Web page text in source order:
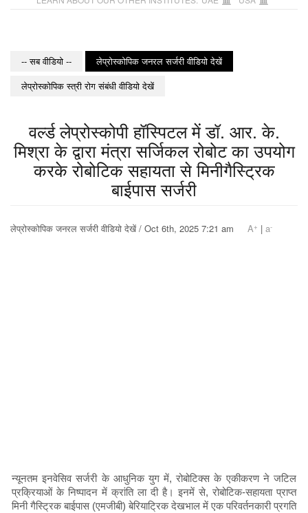
-- सब वीडियो --
लेप्रोस्कोपिक जनरल सर्जरी वीडियो देखें
लेप्रोस्कोपिक स्त्री रोग संबंधी वीडियो देखें
वर्ल्ड लेप्रोस्कोपी हॉस्पिटल में डॉ. आर. के.
मिश्रा के द्वारा मंत्रा सर्जिकल रोबोट का उपयोग
करके रोबोटिक सहायता से मिनीगैस्ट्रिक
बाईपास सर्जरी
लेप्रोस्कोपिक जनरल सर्जरी वीडियो देखें / Oct 6th, 2025 7:21 am A+ | a-
न्यूनतम इनवेसिव सर्जरी के आधुनिक युग में, रोबोटिक्स के एकीकरण ने जटिल
प्रक्रियाओं के निष्पादन में क्रांति ला दी है। इनमें से, रोबोटिक-सहायता प्राप्त
मिनी गैस्ट्रिक बाईपास (एमजीबी) बेरियाट्रिक देखभाल में एक परिवर्तनकारी प्रगति